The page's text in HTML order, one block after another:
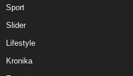
Sport
Slider
Lifestyle
Kronika